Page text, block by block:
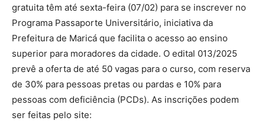
gratuita têm até sexta-feira (07/02) para se inscrever no
Programa Passaporte Universitário, iniciativa da
Prefeitura de Maricá que facilita o acesso ao ensino
superior para moradores da cidade. O edital 013/2025
prevê a oferta de até 50 vagas para o curso, com reserva
de 30% para pessoas pretas ou pardas e 10% para
pessoas com deficiência (PCDs). As inscrições podem
ser feitas pelo site: